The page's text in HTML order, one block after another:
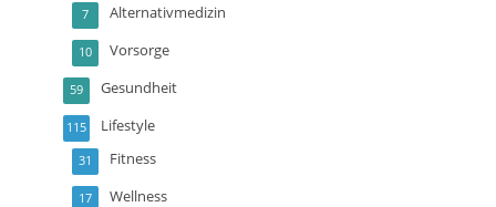
Alternativmedizin
7
Vorsorge
10
Gesundheit
59
Lifestyle
115
Fitness
31
Wellness
17